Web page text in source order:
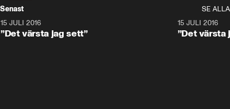
Senast
SE ALLA
15 JULI 2016
”Det värsta jag sett”
15 JULI 2016
”Det värsta